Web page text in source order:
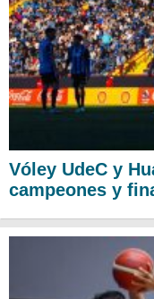
Vóley UdeC y
campeones y